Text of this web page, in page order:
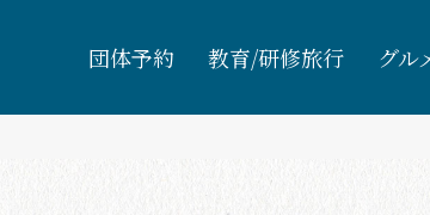
団体予約 教育/研修旅行 グル